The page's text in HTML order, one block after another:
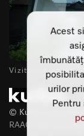
Vizitează-ne
© Kuiba Living SRL
RAAO Web
Acest
urilor